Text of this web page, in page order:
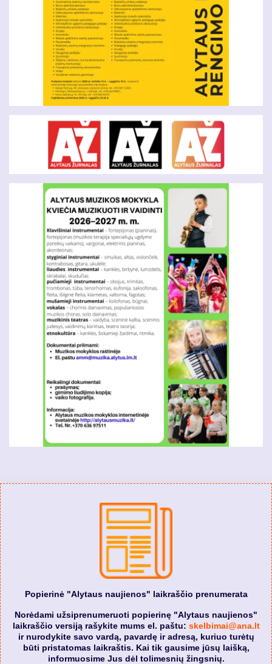
Popierinė "Alytaus naujienos" laikraščio prenumerata
Norėdami užsiprenumeruoti popierinę "Alytaus naujienos"
laikraščio versiją rašykite mums el. paštu: skelbimai@ana.lt
ir nurodykite savo vardą, pavardę ir adresą, kuriuo turėtų
būti pristatomas laikraštis. Kai tik gausime jūsų laišką,
informuosime Jus dėl tolimesnių žingsnių.